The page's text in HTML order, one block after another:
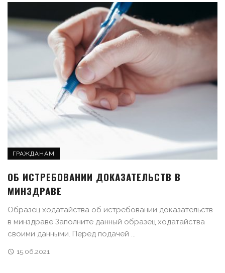
ГРАЖДАНАМ
ОБ ИСТРЕБОВАНИИ ДОКАЗАТЕЛЬСТВ В
МИНЗДРАВЕ
Образец ходатайства об истребовании доказательств
в минздраве Заполните данный образец ходатайства
своими данными. Перед подачей ...
15.06.2021